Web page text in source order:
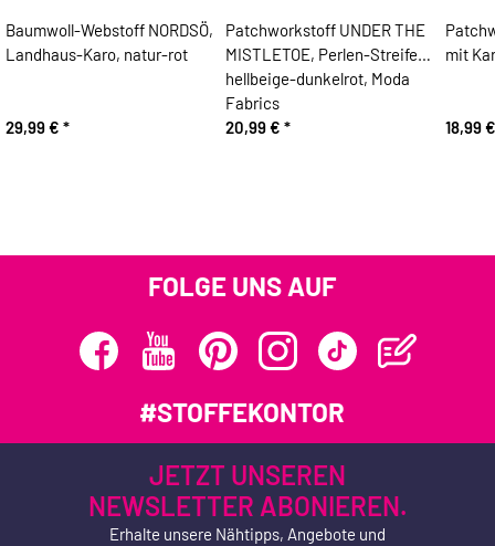
Baumwoll-Webstoff NORDSÖ,
Landhaus-Karo, natur-rot
29,99 € *
Patchworkstoff UNDER THE
MISTLETOE, Perlen-Streifen,
hellbeige-dunkelrot, Moda
Fabrics
20,99 € *
mit
18,99
FOLGE UNS AUF
#STOFFEKONTOR
JETZT UNSEREN
NEWSLETTER ABONIEREN.
Erhalte unsere Nähtipps, Angebote und